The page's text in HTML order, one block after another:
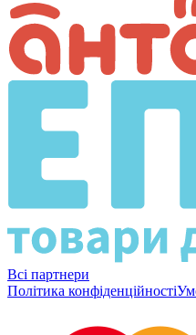
Всі партнери
Політика конфіденційності